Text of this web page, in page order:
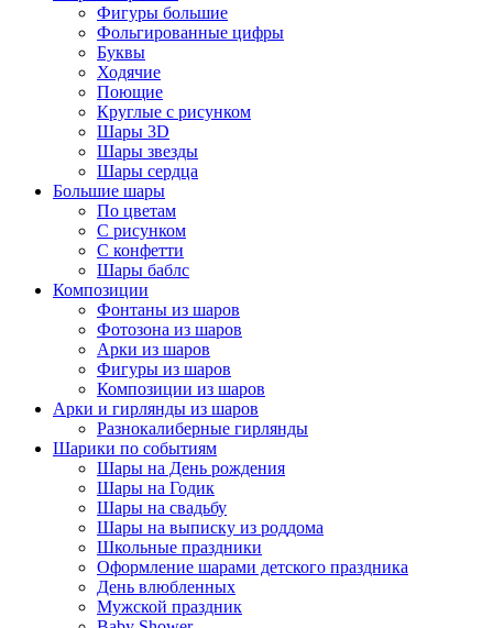
Фигуры большие
Фольгированные цифры
Буквы
Ходячие
Поющие
Круглые с рисунком
Шары 3D
Шары звезды
Шары сердца
Большие шары
По цветам
С рисунком
С конфетти
Шары баблс
Композиции
Фонтаны из шаров
Фотозона из шаров
Арки из шаров
Фигуры из шаров
Композиции из шаров
Арки и гирлянды из шаров
Разнокалиберные гирлянды
Шарики по событиям
Шары на День рождения
Шары на Годик
Шары на свадьбу
Шары на выписку из роддома
Школьные праздники
Оформление шарами детского праздника
День влюбленных
Мужской праздник